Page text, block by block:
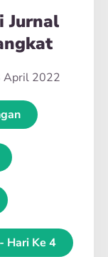
Jurnal
April 2022
Hari Ke 4